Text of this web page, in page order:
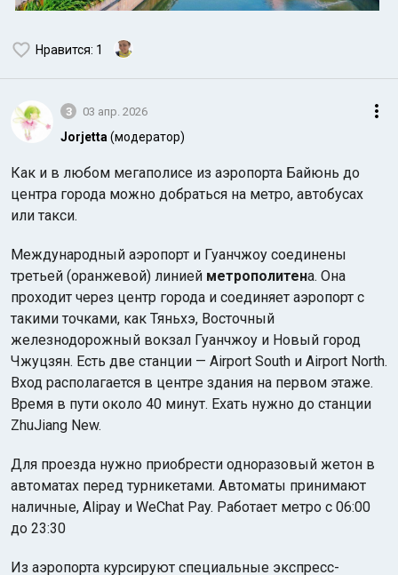
Нравится: 1
3 03 апр. 2026
Jorjetta (модератор)
Как и в любом мегаполисе из аэропорта Байюнь до
центра города можно добраться на метро, автобусах
или такси.
Международный аэропорт и Гуанчжоу соединены
третьей (оранжевой) линией метрополитена. Она
проходит через центр города и соединяет аэропорт с
такими точками, как Тяньхэ, Восточный
железнодорожный вокзал Гуанчжоу и Новый город
Чжуцзян. Есть две станции — Airport South и Airport North.
Вход располагается в центре здания на первом этаже.
Время в пути около 40 минут. Ехать нужно до станции
ZhuJiang New.
Для проезда нужно приобрести одноразовый жетон в
автоматах перед турникетами. Автоматы принимают
наличные, Alipay и WeChat Pay. Работает метро с 06:00
до 23:30
Из аэропорта курсируют специальные экспресс-